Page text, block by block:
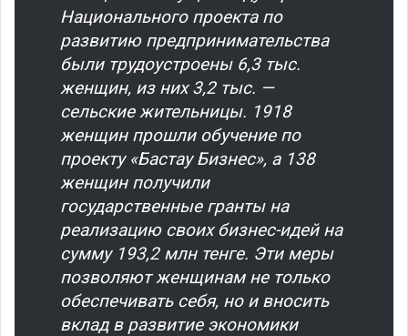
Национального проекта по
развитию предпринимательства
были трудоустроены 6,3 тыс.
женщин, из них 3,2 тыс. —
сельские жительницы. 1918
женщин прошли обучение по
проекту «Бастау Бизнес», а 138
женщин получили
государственные гранты на
реализацию своих бизнес-идей на
сумму 193,2 млн тенге. Эти меры
позволяют женщинам не только
обеспечивать себя, но и вносить
вклад в развитие экономики